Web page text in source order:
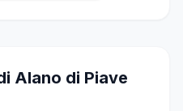
Alano di Piave